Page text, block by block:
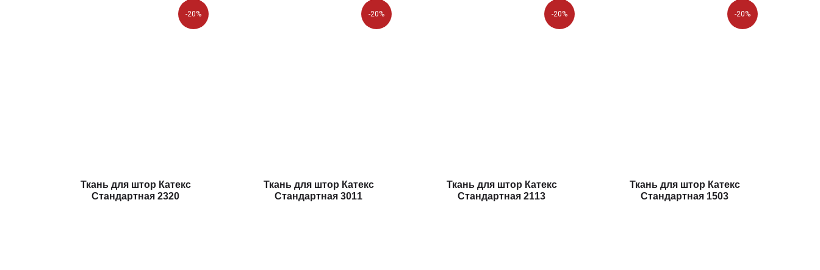
-20%
Ткань для штор Катекс
Стандартная 2320
-20%
Ткань для штор Катекс
Стандартная 3011
-20%
Ткань для штор Катекс
Стандартная 2113
-20%
Ткань для штор Катекс
Стандартная 1503